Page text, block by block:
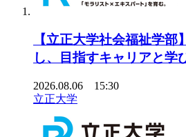
【立正大学社会福祉学
し、目指すキャリアと学
2026.08.06 15:30
立正大学